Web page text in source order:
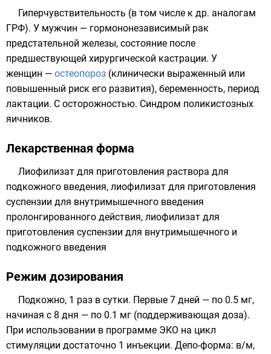
Гиперчувствительность (в том числе к др. аналогам
ГРФ). У мужчин — гормононезависимый рак
предстательной железы, состояние после
предшествующей хирургической кастрации. У
женщин — остеопороз (клинически выраженный или
повышенный риск его развития), беременность, период
лактации. C осторожностью. Синдром поликистозных
яичников.
Лекарственная форма
Лиофилизат для приготовления раствора для
подкожного введения, лиофилизат для приготовления
суспензии для внутримышечного введения
пролонгированного действия, лиофилизат для
приготовления суспензии для внутримышечного и
подкожного введения
Режим дозирования
Подкожно, 1 раз в сутки. Первые 7 дней — по 0.5 мг,
начиная с 8 дня — по 0.1 мг (поддерживающая доза).
При использовании в программе ЭКО на цикл
стимуляции достаточно 1 инъекции. Депо-форма: в/м,